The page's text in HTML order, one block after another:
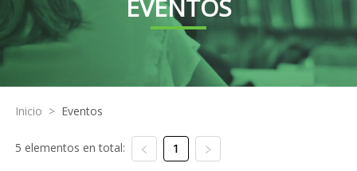
EVENTOS
Inicio > Eventos
5 elementos en total: 1